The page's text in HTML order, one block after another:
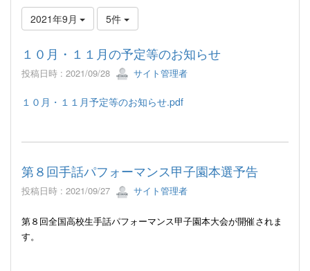
2021年9月 5件
１０月・１１月の予定等のお知らせ
投稿日時 : 2021/09/28 サイト管理者
１０月・１１月予定等のお知らせ.pdf
第８回手話パフォーマンス甲子園本選予告
投稿日時 : 2021/09/27 サイト管理者
第８回全国高校生手話パフォーマンス甲子園本大会が開催されま
す。